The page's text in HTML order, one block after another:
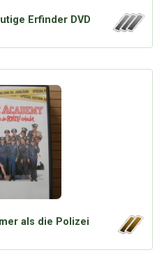
Twitter
Zufallsartikel
Erfinder DVD
als die Polizei